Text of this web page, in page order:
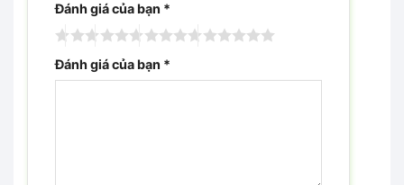
Đánh giá của bạn *
Đánh giá của bạn *